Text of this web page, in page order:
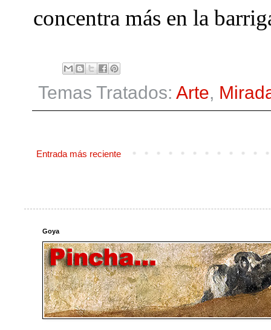
concentra más en la
Temas Tratados: Arte,
Entrada más reciente
Goya